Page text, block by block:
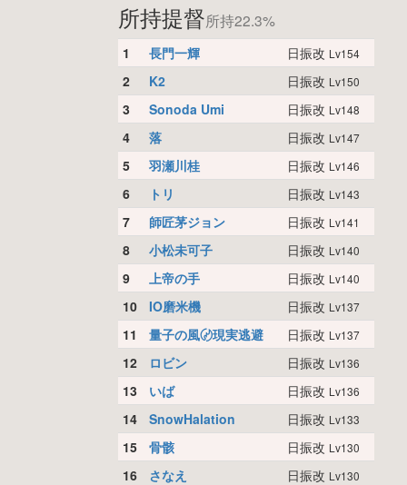
所持提督所持22.3%
1 長門一輝 日振改 Lv154
2 K2 日振改 Lv150
3 Sonoda Umi 日振改 Lv148
4 落 日振改 Lv147
5 羽瀬川桂 日振改 Lv146
6 トリ 日振改 Lv143
7 師匠茅ジョン 日振改 Lv141
8 小松未可子 日振改 Lv140
9 上帝の手 日振改 Lv140
10 IO磨米機 日振改 Lv137
11 量子の風〄現実逃避 日振改 Lv137
12 ロビン 日振改 Lv136
13 いば 日振改 Lv136
14 SnowHalation 日振改 Lv133
15 骨骸 日振改 Lv130
16 さなえ 日振改 Lv130